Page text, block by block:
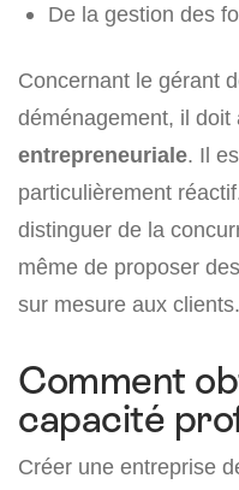
De la gestion des
Concernant le gérant
déménagement, il doit
entrepreneuriale. Il
particulièrement
distinguer de la
même de proposer
sur mesure aux clients.
Comment
capacité
Créer une entreprise